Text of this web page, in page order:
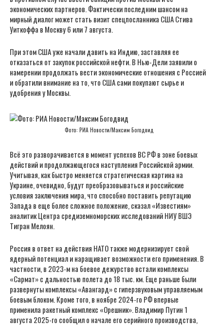
экономических партнеров. Фактически последним шансом на
мирный диалог может стать визит спецпосланника США Стива
Уиткоффа в Москву 6 или 7 августа.
При этом США уже начали давить на Индию, заставляя ее
отказаться от закупок российской нефти. В Нью-Дели заявили о
намерении продолжать вести экономические отношения с Россией
и обратили внимание на то, что США сами покупают сырье и
удобрения у Москвы.
Фото: РИА Новости/Максим Богодвид
Всё это разворачивается в момент успехов ВС РФ в зоне боевых
действий и продолжающегося наступления Российской армии.
Учитывая, как быстро меняется стратегическая картина на
Украине, очевидно, будут преобразовываться и российские
условия заключения мира, что способно поставить репутацию
Запада в еще более сложное положение, сказал «Известиям»
аналитик Центра средиземноморских исследований НИУ ВШЭ
Тигран Мелоян.
Россия в ответ на действия НАТО также модернизирует свой
ядерный потенциал и наращивает возможности его применения. В
частности, в 2023-м на боевое дежурство встали комплексы
«Сармат» с дальностью полета до 18 тыс. км. Еще раньше были
развернуты комплексы «Авангард» с гиперзвуковым управляемым
боевым блоком. Кроме того, в ноябре 2024-го РФ впервые
применила ракетный комплекс «Орешник». Владимир Путин 1
августа 2025-го сообщил о начале его серийного производства,